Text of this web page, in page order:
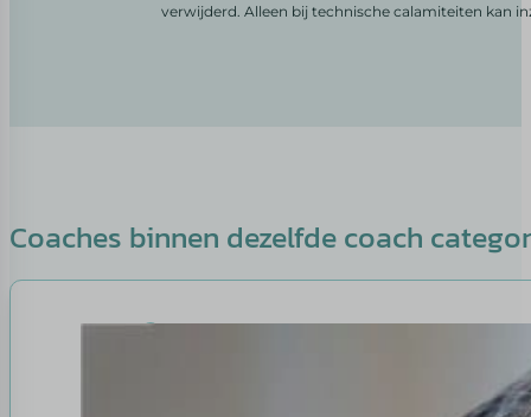
verwijderd. Alleen bij technische calamiteiten kan
Coaches binnen dezelfde coach